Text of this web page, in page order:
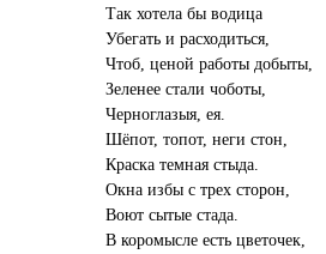
Так хотела бы водица
Убегать и расходиться,
Чтоб, ценой работы добыты,
Зеленее стали чоботы,
Черноглазыя, ея.
Шёпот, топот, неги стон,
Краска темная стыда.
Окна избы с трех сторон,
Воют сытые стада.
В коромысле есть цветочек,